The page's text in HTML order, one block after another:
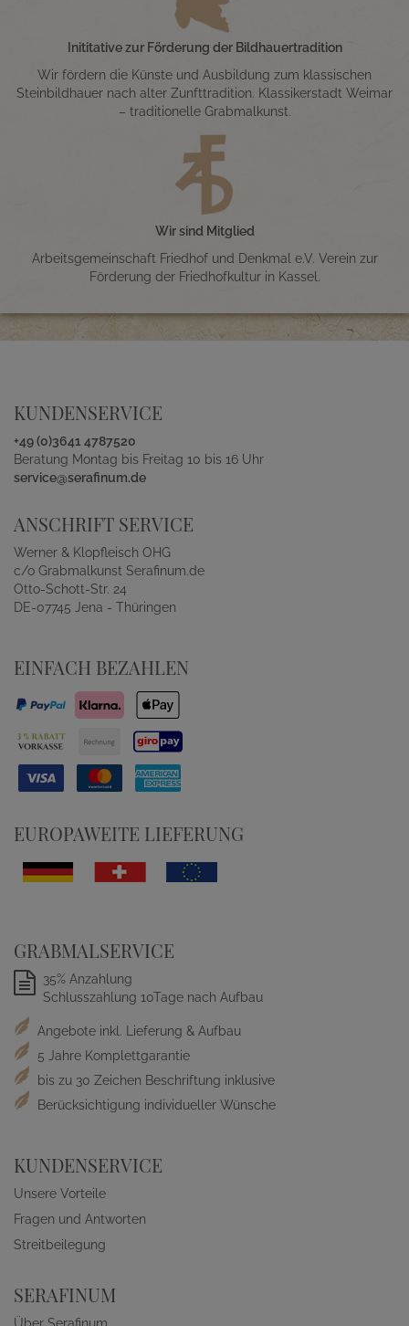
Inititative zur Förderung der Bildhauertradition
Wir fördern die Künste und Ausbildung zum klassischen
Steinbildhauer nach alter Zunfttradition. Klassikerstadt Weimar
– traditionelle Grabmalkunst.
Wir sind Mitglied
Arbeitsgemeinschaft Friedhof und Denkmal e.V. Verein zur
Förderung der Friedhofkultur in Kassel.
KUNDENSERVICE
+49 (0)3641 4787520
Beratung Montag bis Freitag 10 bis 16 Uhr
service@serafinum.de
ANSCHRIFT SERVICE
Werner & Klopfleisch OHG
c/o Grabmalkunst Serafinum.de
Otto-Schott-Str. 24
DE-07745 Jena - Thüringen
EINFACH BEZAHLEN
EUROPAWEITE LIEFERUNG
GRABMALSERVICE
35% Anzahlung
Schlusszahlung 10Tage nach Aufbau
Angebote inkl. Lieferung & Aufbau
5 Jahre Komplettgarantie
bis zu 30 Zeichen Beschriftung inklusive
Berücksichtigung individueller Wünsche
KUNDENSERVICE
Unsere Vorteile
Fragen und Antworten
Streitbeilegung
SERAFINUM